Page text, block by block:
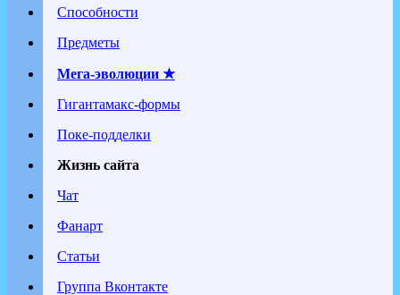
Способности
Предметы
Мега-эволюции ★
Гигантамакс-формы
Поке-подделки
Жизнь сайта
Чат
Фанарт
Статьи
Группа Вконтакте